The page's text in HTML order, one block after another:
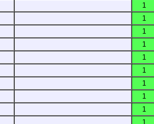
1
1
1
1
1
1
1
1
1
1